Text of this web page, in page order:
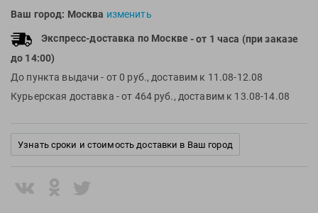
Turbo
Vivobarefoot
Winart
Ваш город: Москва изменить
Экспресс-доставка по Москве - от 1 часа (при заказе
до 14:00)
До пункта выдачи - от 0 руб., доставим к 11.08-12.08
Курьерская доставка - от 464 руб., доставим к 13.08-14.08
Узнать сроки и стоимость доставки в Ваш город